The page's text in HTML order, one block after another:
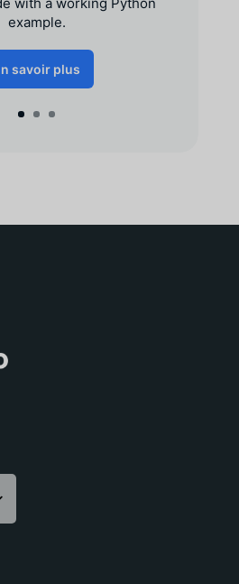
with a working Python
example.
savoir plus